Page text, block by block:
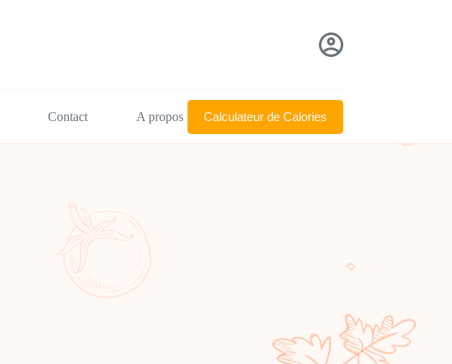
Contact A propos Calculateur de Calories